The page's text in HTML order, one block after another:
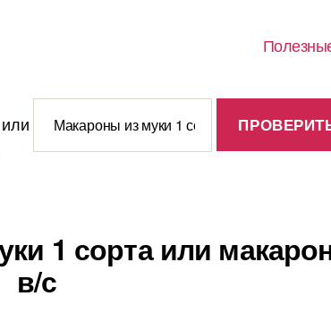
или
1 сорта или
в/с